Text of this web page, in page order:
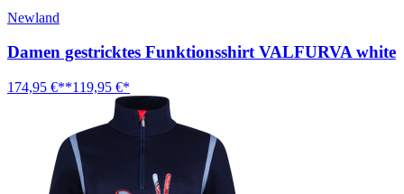
Newland
Damen gestricktes Funktionsshirt VALFURVA white
174,95 €**119,95 €*